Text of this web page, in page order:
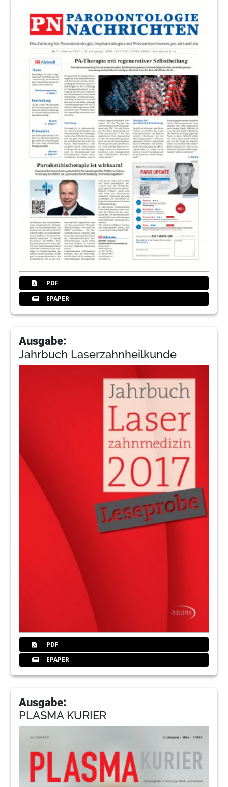
PDF
EPAPER
Ausgabe:
Jahrbuch Laserzahnheilkunde
PDF
EPAPER
Ausgabe:
PLASMA KURIER